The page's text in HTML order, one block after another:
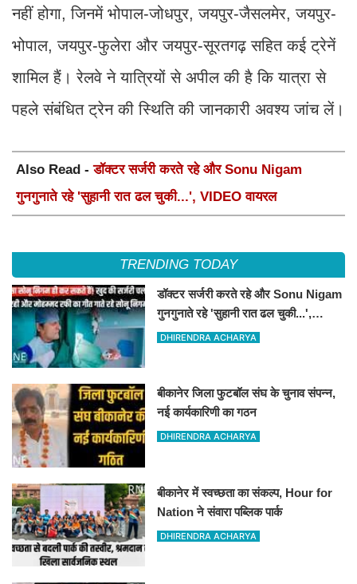
नहीं होगा, जिनमें भोपाल-जोधपुर, जयपुर-जैसलमेर, जयपुर-
भोपाल, जयपुर-फुलेरा और जयपुर-सूरतगढ़ सहित कई ट्रेनें
शामिल हैं। रेलवे ने यात्रियों से अपील की है कि यात्रा से
पहले संबंधित ट्रेन की स्थिति की जानकारी अवश्य जांच लें।
Also Read -डॉक्टर सर्जरी करते रहे और Sonu Nigam
गुनगुनाते रहे 'सुहानी रात ढल चुकी...', VIDEO वायरल
TRENDING TODAY
डॉक्टर सर्जरी करते रहे और Sonu Nigam
गुनगुनाते रहे 'सुहानी रात ढल चुकी...',
VIDEO वायरल
DHIRENDRA ACHARYA
बीकानेर जिला फुटबॉल संघ के चुनाव संपन्न,
नई कार्यकारिणी का गठन
DHIRENDRA ACHARYA
बीकानेर में स्वच्छता का संकल्प, Hour for
Nation ने संवारा पब्लिक पार्क
DHIRENDRA ACHARYA